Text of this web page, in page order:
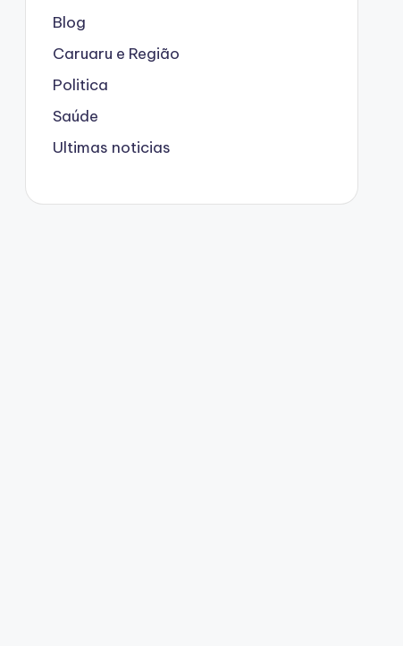
Blog
Caruaru e Região
Politica
Saúde
Ultimas noticias